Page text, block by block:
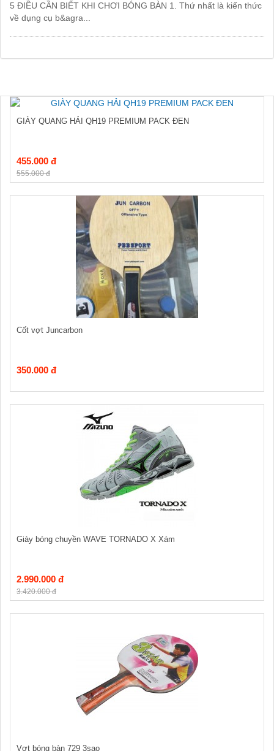
5 ĐIỀU CẦN BIẾT KHI CHƠI BÓNG BÀN 1. Thứ nhất là kiến thức
về dụng cụ b&agra...
GIÀY QUANG HẢI QH19 PREMIUM PACK ĐEN
455.000 đ
555.000 đ
Cốt vợt Juncarbon
350.000 đ
Giày bóng chuyền WAVE TORNADO X Xám
2.990.000 đ
3.420.000 đ
Vợt bóng bàn 729 3sao